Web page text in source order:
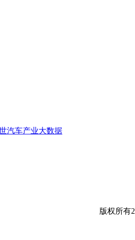
升级 2026第四届汽车热管理全场景
通阀设计 2026第四届汽车热管理全
保冷媒的量产新纪元 2026第四届汽
汽车产业大数据
版权所有